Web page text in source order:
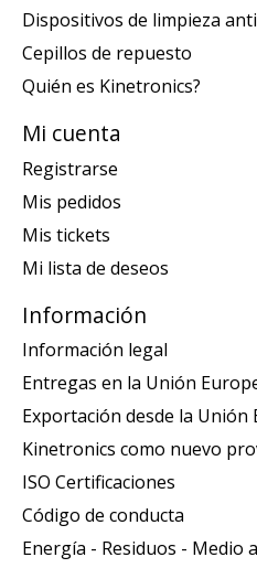
Dispositivos de limpieza
Cepillos de repuesto
Quién es Kinetronics?
Mi cuenta
Registrarse
Mis pedidos
Mis tickets
Mi lista de deseos
Información
Información legal
Entregas en la Unión
Exportación desde la Unión
Kinetronics como nuevo
ISO Certificaciones
Código de conducta
Energía - Residuos - Medio